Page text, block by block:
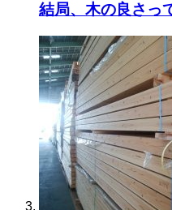
結局、木の良さっ